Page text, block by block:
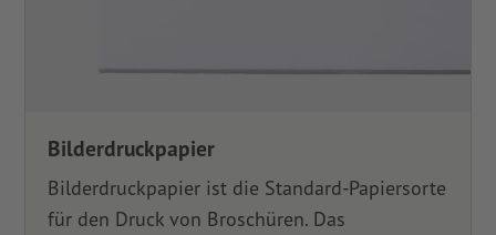
Bilderdruckpapier
Bilderdruckpapier ist die Standard-Papiersorte
für den Druck von Broschüren. Das